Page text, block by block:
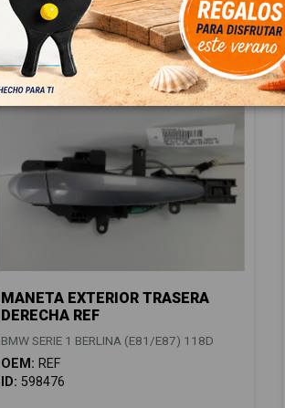
MANETA EXTERIOR TRASERA
DERECHA REF
BMW SERIE 1 BERLINA (E81/E87) 118D
OEM: REF
ID: 598476